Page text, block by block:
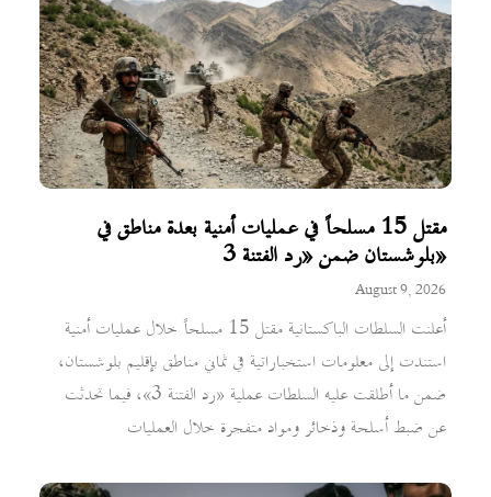
مقتل 15 مسلحاً في عمليات أمنية بعدة مناطق في
بلوشستان ضمن «رد الفتنة 3»
August 9, 2026
أعلنت السلطات الباكستانية مقتل 15 مسلحاً خلال عمليات أمنية
استندت إلى معلومات استخباراتية في ثماني مناطق بإقليم بلوشستان،
ضمن ما أطلقت عليه السلطات عملية «رد الفتنة 3»، فيما تحدثت
عن ضبط أسلحة وذخائر ومواد متفجرة خلال العمليات